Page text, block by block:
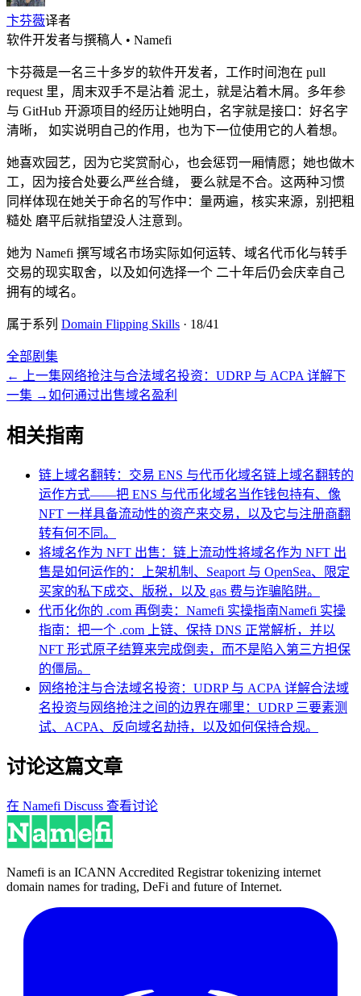
卞芬薇译者
软件开发者与撰稿人 • Namefi
卞芬薇是一名三十多岁的软件开发者，工作时间泡在 pull
request 里，周末双手不是沾着 泥土，就是沾着木屑。多年参
与 GitHub 开源项目的经历让她明白，名字就是接口：好名字
清晰， 如实说明自己的作用，也为下一位使用它的人着想。
她喜欢园艺，因为它奖赏耐心，也会惩罚一厢情愿；她也做木
工，因为接合处要么严丝合缝， 要么就是不合。这两种习惯
同样体现在她关于命名的写作中：量两遍，核实来源，别把粗
糙处 磨平后就指望没人注意到。
她为 Namefi 撰写域名市场实际如何运转、域名代币化与转手
交易的现实取舍，以及如何选择一个 二十年后仍会庆幸自己
拥有的域名。
属于系列 Domain Flipping Skills · 18/41
全部剧集
←
上一集网络抢注与合法域名投资：UDRP 与 ACPA 详解下
一集 →如何通过出售域名盈利
相关指南
链上域名翻转：交易 ENS 与代币化域名链上域名翻转的
运作方式——把 ENS 与代币化域名当作钱包持有、像
NFT 一样具备流动性的资产来交易，以及它与注册商翻
转有何不同。
将域名作为 NFT 出售：链上流动性将域名作为 NFT 出
售是如何运作的：上架机制、Seaport 与 OpenSea、限定
买家的私下成交、版税，以及 gas 费与诈骗陷阱。
代币化你的 .com 再倒卖：Namefi 实操指南Namefi 实操
指南：把一个 .com 上链、保持 DNS 正常解析，并以
NFT 形式原子结算来完成倒卖，而不是陷入第三方担保
的僵局。
网络抢注与合法域名投资：UDRP 与 ACPA 详解合法域
名投资与网络抢注之间的边界在哪里：UDRP 三要素测
试、ACPA、反向域名劫持，以及如何保持合规。
讨论这篇文章
在 Namefi Discuss 查看讨论
Namefi is an ICANN Accredited Registrar tokenizing internet
domain names for trading, DeFi and future of Internet.